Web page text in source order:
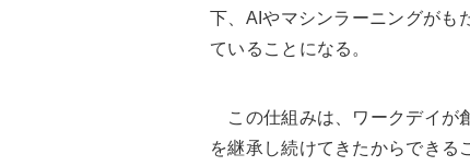
下、AIやマシンラーニングがも
ていることになる。
この仕組みは、ワークデイが
を継承し続けてきたからできる